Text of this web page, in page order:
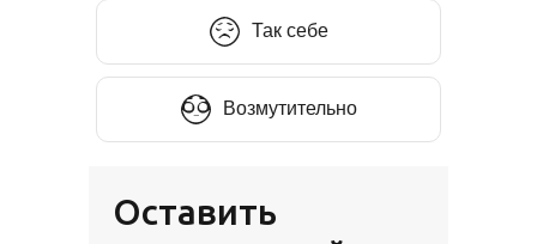
Так себе
Возмутительно
Оставить